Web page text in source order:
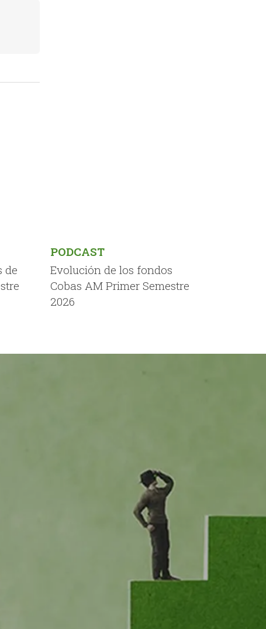
de
PODCAST
Evolución de los fondos
Cobas AM Primer Semestre
2026